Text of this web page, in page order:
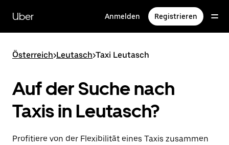
zum
Hauptinhalt
Uber Anmelden Registrieren
Österreich>Leutasch>Taxi Leutasch
Auf der Suche nach
Taxis in Leutasch?
Profitiere von der Flexibilität eines Taxis zusammen